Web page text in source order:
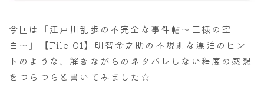
今回は「江戸川乱歩の不完全な事件帖〜三様の空
白〜」【File 01】明智金之助の不規則な漂泊のヒン
トのような、解きながらのネタバレしない程度の感想
をつらつらと書いてみました☆